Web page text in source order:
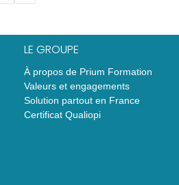
LE GROUPE
À propos de Prium Formation
Valeurs et engagements
Solution partout en France
Certificat Qualiopi